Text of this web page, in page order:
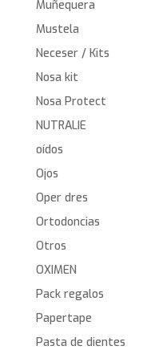
Muñequera
Mustela
Neceser / Kits
Nosa kit
Nosa Protect
NUTRALIE
oídos
Ojos
Oper dres
Ortodoncias
Otros
OXIMEN
Pack regalos
Papertape
Pasta de dientes